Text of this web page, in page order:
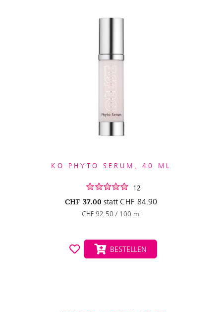
KO PHYTO SERUM, 40 ML
12
CHF 37.00 statt CHF 84.90
CHF 92.50 / 100 ml
BESTELLEN